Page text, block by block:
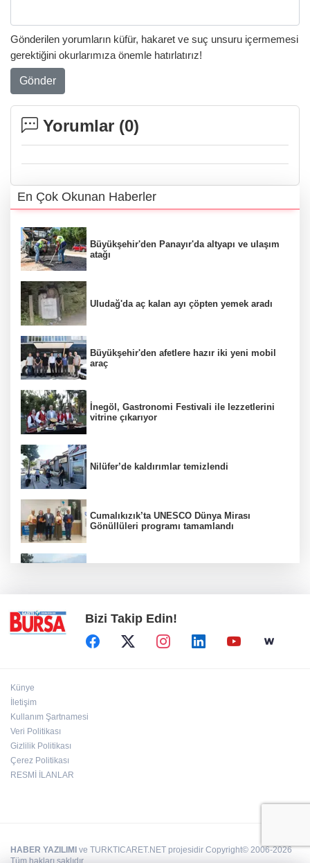
Gönderilen yorumların küfür, hakaret ve suç unsuru içermemesi
gerektiğini okurlarımıza önemle hatırlatırız!
Gönder
Yorumlar (0)
En Çok Okunan Haberler
Büyükşehir'den Panayır'da altyapı ve ulaşım
atağı
Uludağ'da aç kalan ayı çöpten yemek aradı
Büyükşehir'den afetlere hazır iki yeni mobil
araç
İnegöl, Gastronomi Festivali ile lezzetlerini
vitrine çıkarıyor
Nilüfer’de kaldırımlar temizlendi
Cumalıkızık’ta UNESCO Dünya Mirası
Gönüllüleri programı tamamlandı
Bizi Takip Edin!
Künye
İletişim
Kullanım Şartnamesi
Veri Politikası
Gizlilik Politikası
Çerez Politikası
RESMİ İLANLAR
HABER YAZILIMI ve TURKTICARET.NET projesidir Copyright© 2006-2026
Tüm hakları saklıdır.